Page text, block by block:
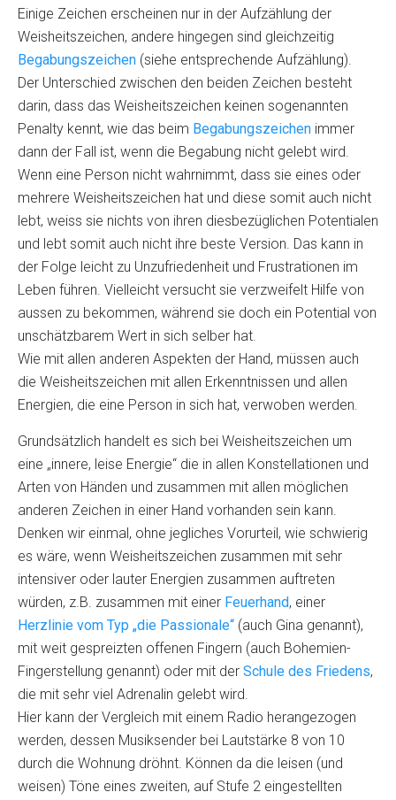
Einige Zeichen erscheinen nur in der Aufzählung der
Weisheitszeichen, andere hingegen sind gleichzeitig
Begabungszeichen (siehe entsprechende Aufzählung).
Der Unterschied zwischen den beiden Zeichen besteht
darin, dass das Weisheitszeichen keinen sogenannten
Penalty kennt, wie das beim Begabungszeichen immer
dann der Fall ist, wenn die Begabung nicht gelebt wird.
Wenn eine Person nicht wahrnimmt, dass sie eines oder
mehrere Weisheitszeichen hat und diese somit auch nicht
lebt, weiss sie nichts von ihren diesbezüglichen Potentialen
und lebt somit auch nicht ihre beste Version. Das kann in
der Folge leicht zu Unzufriedenheit und Frustrationen im
Leben führen. Vielleicht versucht sie verzweifelt Hilfe von
aussen zu bekommen, während sie doch ein Potential von
unschätzbarem Wert in sich selber hat.
Wie mit allen anderen Aspekten der Hand, müssen auch
die Weisheitszeichen mit allen Erkenntnissen und allen
Energien, die eine Person in sich hat, verwoben werden.
Grundsätzlich handelt es sich bei Weisheitszeichen um
eine „innere, leise Energie“ die in allen Konstellationen und
Arten von Händen und zusammen mit allen möglichen
anderen Zeichen in einer Hand vorhanden sein kann.
Denken wir einmal, ohne jegliches Vorurteil, wie schwierig
es wäre, wenn Weisheitszeichen zusammen mit sehr
intensiver oder lauter Energien zusammen auftreten
würden, z.B. zusammen mit einer Feuerhand, einer
Herzlinie vom Typ „die Passionale“ (auch Gina genannt),
mit weit gespreizten offenen Fingern (auch Bohemien-
Fingerstellung genannt) oder mit der Schule des Friedens,
die mit sehr viel Adrenalin gelebt wird.
Hier kann der Vergleich mit einem Radio herangezogen
werden, dessen Musiksender bei Lautstärke 8 von 10
durch die Wohnung dröhnt. Können da die leisen (und
weisen) Töne eines zweiten, auf Stufe 2 eingestellten